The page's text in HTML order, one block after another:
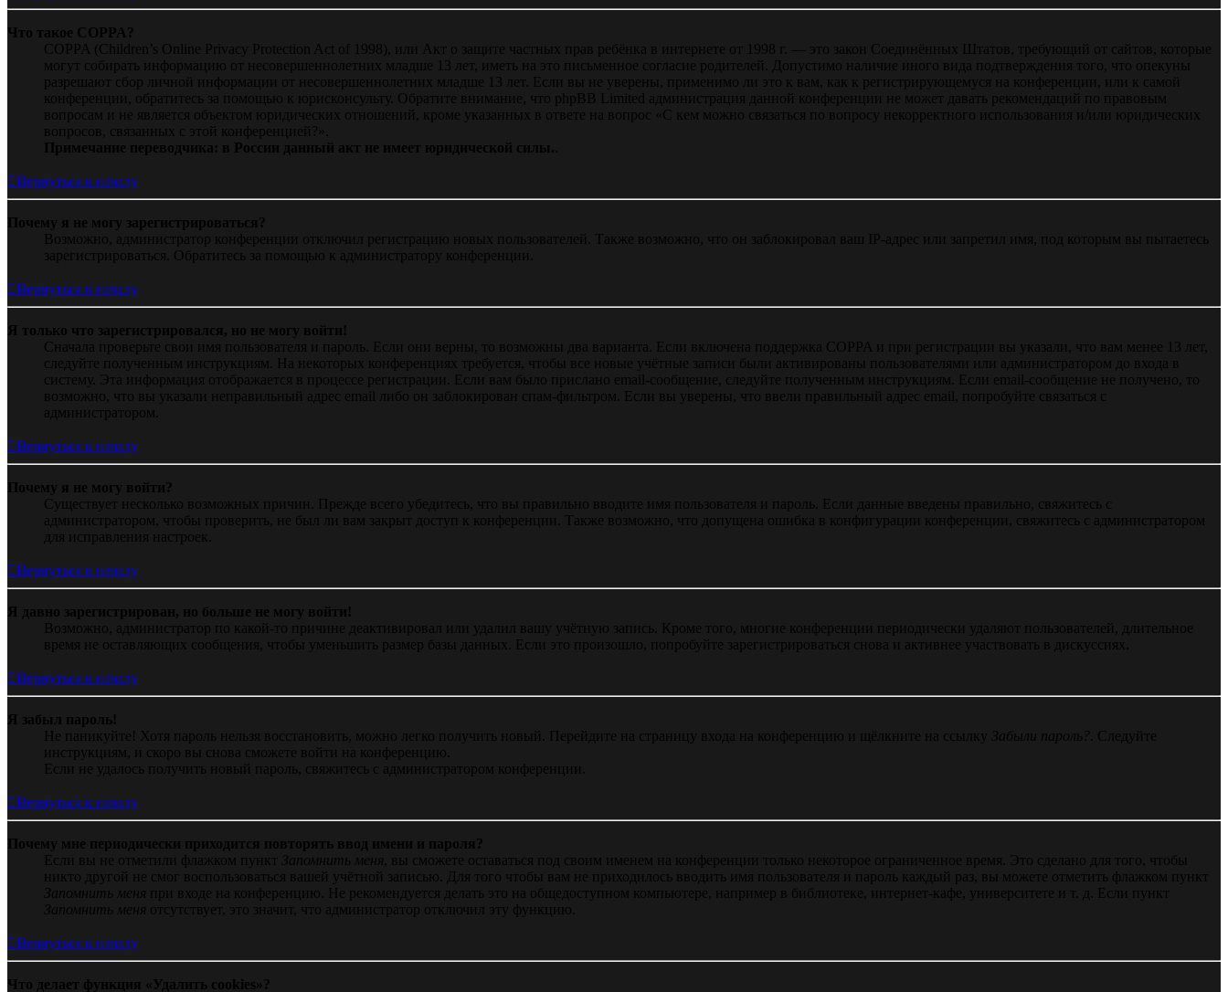
Что такое COPPA?
COPPA (Children’s Online Privacy Protection Act of 1998), или Акт о защите частных прав ребёнка в интернете от 1998 г. — это закон Соединённых Штатов, требующий от сайтов, которые
могут собирать информацию от несовершеннолетних младше 13 лет, иметь на это письменное согласие родителей. Допустимо наличие иного вида подтверждения того, что опекуны
разрешают сбор личной информации от несовершеннолетних младше 13 лет. Если вы не уверены, применимо ли это к вам, как к регистрирующемуся на конференции, или к самой
конференции, обратитесь за помощью к юрисконсульту. Обратите внимание, что phpBB Limited администрация данной конференции не может давать рекомендаций по правовым
вопросам и не является объектом юридических отношений, кроме указанных в ответе на вопрос «С кем можно связаться по вопросу некорректного использования и/или юридических
вопросов, связанных с этой конференцией?».
Примечание переводчика: в России данный акт не имеет юридической силы.
Вернуться к началу
Почему я не могу зарегистрироваться?
Возможно, администратор конференции отключил регистрацию новых пользователей. Также возможно, что он заблокировал ваш IP-адрес или запретил имя, под которым вы пытаетесь
зарегистрироваться. Обратитесь за помощью к администратору конференции.
Вернуться к началу
Я только что зарегистрировался, но не могу войти!
Сначала проверьте свои имя пользователя и пароль. Если они верны, то возможны два варианта. Если включена поддержка COPPA и при регистрации вы указали, что вам менее 13 лет,
следуйте полученным инструкциям. На некоторых конференциях требуется, чтобы все новые учётные записи были активированы пользователями или администратором до входа в
систему. Эта информация отображается в процессе регистрации. Если вам было прислано email-сообщение, следуйте полученным инструкциям. Если email-сообщение не получено, то
возможно, что вы указали неправильный адрес email либо он заблокирован спам-фильтром. Если вы уверены, что ввели правильный адрес email, попробуйте связаться с
администратором.
Вернуться к началу
Почему я не могу войти?
Существует несколько возможных причин. Прежде всего убедитесь, что вы правильно вводите имя пользователя и пароль. Если данные введены правильно, свяжитесь с
администратором, чтобы проверить, не был ли вам закрыт доступ к конференции. Также возможно, что допущена ошибка в конфигурации конференции, свяжитесь с администратором
для исправления настроек.
Вернуться к началу
Я давно зарегистрирован, но больше не могу войти!
Возможно, администратор по какой-то причине деактивировал или удалил вашу учётную запись. Кроме того, многие конференции периодически удаляют пользователей, длительное
время не оставляющих сообщения, чтобы уменьшить размер базы данных. Если это произошло, попробуйте зарегистрироваться снова и активнее участвовать в дискуссиях.
Вернуться к началу
Я забыл пароль!
Не паникуйте! Хотя пароль нельзя восстановить, можно легко получить новый. Перейдите на страницу входа на конференцию и щёлкните на ссылку
Забыли пароль?
. Следуйте
инструкциям, и скоро вы снова сможете войти на конференцию.
Если не удалось получить новый пароль, свяжитесь с администратором конференции.
Вернуться к началу
Почему мне периодически приходится повторять ввод имени и пароля?
Если вы не отметили флажком пункт
Запомнить меня , вы сможете оставаться под своим именем на конференции только некоторое ограниченное время. Это сделано для того, чтобы
никто другой не смог воспользоваться вашей учётной записью. Для того чтобы вам не приходилось вводить имя пользователя и пароль каждый раз, вы можете отметить флажком пункт
Запомнить меня при входе на конференцию. Не рекомендуется делать это на общедоступном компьютере, например в библиотеке, интернет-кафе, университете и т. д. Если пункт
Запомнить меня отсутствует, это значит, что администратор отключил эту функцию.
Вернуться к началу
Что делает функция «Удалить cookies»?